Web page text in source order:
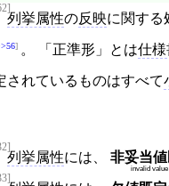
列挙属性の反映に関する
。 「正準形」とは仕様
されているものはすべて
列挙属性には、 非妥当
invalid value